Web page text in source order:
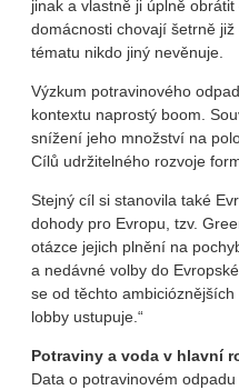
jinak a vlastně ji úplně
domácnosti chovají šetrně
tématu nikdo jiný nevěnuje.
Výzkum potravinového
kontextu naprostý boom.
snížení jeho množství na
Cílů udržitelného rozvoje
Stejný cíl si stanovila také
dohody pro Evropu, tzv.
otázce jejich plnění na
a nedávné volby do
se od těchto
lobby ustupuje.“
Potraviny a voda v hlavní
Data o potravinovém